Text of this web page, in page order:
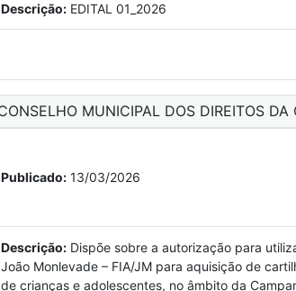
Descrição: EDITAL 01_2026
CONSELHO MUNICIPAL DOS DIREITOS
Publicado: 13/03/2026
Descrição: Dispõe sobre a autorização para
João Monlevade – FIA/JM para aquisição de
de crianças e adolescentes, no âmbito da